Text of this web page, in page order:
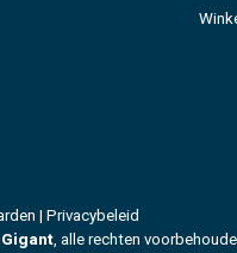
| Privacybeleid
, alle rechten